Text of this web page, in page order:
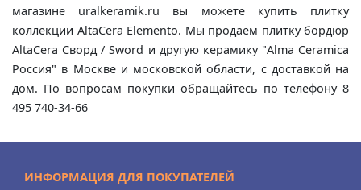
магазине uralkeramik.ru вы можете купить плитку
коллекции AltaCera Elemento. Мы продаем плитку бордюр
AltaCera Сворд / Sword и другую керамику "Alma Ceramica
Россия" в Москве и московской области, с доставкой на
дом. По вопросам покупки обращайтесь по телефону 8
495 740-34-66
ИНФОРМАЦИЯ ДЛЯ ПОКУПАТЕЛЕЙ